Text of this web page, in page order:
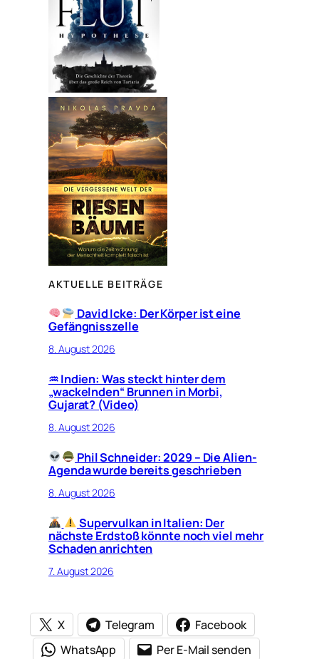
AKTUELLE BEITRÄGE
David Icke: Der Körper ist eine
Gefängnisszelle
8. August 2026
♒︎ Indien: Was steckt hinter dem
„wackelnden“ Brunnen in Morbi,
Gujarat? (Video)
8. August 2026
Phil Schneider: 2029 – Die Alien-
Agenda wurde bereits geschrieben
8. August 2026
Supervulkan in Italien: Der
nächste Erdstoß könnte noch viel mehr
Schaden anrichten
7. August 2026
X Telegram
Facebook
WhatsApp
Per E-Mail senden